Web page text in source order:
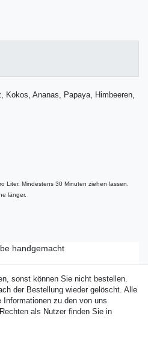
Kokos, Ananas, Papaya, Himbeeren,
Liter. Mindestens 30 Minuten ziehen lassen.
länger.
handgemacht
Sylter Produkt
sonst können Sie nicht bestellen.
der Bestellung wieder gelöscht. Alle
zu den von uns
als Nutzer finden Sie in